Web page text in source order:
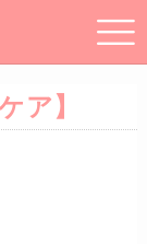
ア】